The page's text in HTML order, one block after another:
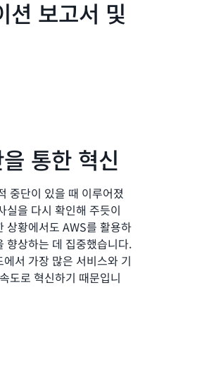
션 보고서 및
통한 혁신
중단이 있을 때 이루어졌
실을 다시 확인해 주듯이
상황에서도 AWS를 활용하
향상하는 데 집중했습니다.
서 가장 많은 서비스와 기
도로 혁신하기 때문입니